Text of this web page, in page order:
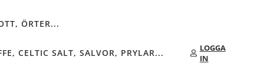
ÖRTER...
CELTIC SALT, SALVOR, PRYLAR...
LOGGA
IN